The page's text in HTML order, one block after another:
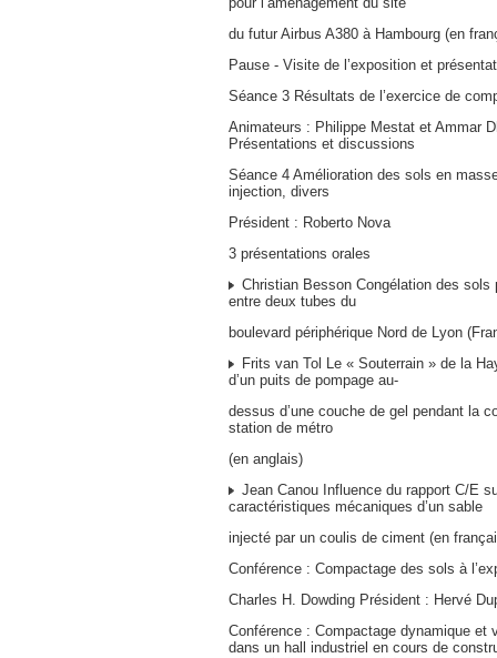
du futur Airbus A380 à Hambourg (en
Pause - Visite de l’exposition et
Séance 3 Résultats de l’exercice de
Animateurs : Philippe Mestat et Ammar
Présentations et discussions
Séance 4 Amélioration des sols en
injection, divers
Président : Roberto Nova
3 présentations orales
Christian Besson Congélation des sols
entre deux tubes du
boulevard périphérique Nord de Lyon
Frits van Tol Le « Souterrain » de la
d’un puits de pompage au-
dessus d’une couche de gel pendant la
station de métro
(en anglais)
Jean Canou Influence du rapport C/E
caractéristiques mécaniques d’un sable
injecté par un coulis de ciment (en
Conférence : Compactage des sols à
Charles H. Dowding Président : Hervé
Conférence : Compactage dynamique et
dans un hall industriel en cours de